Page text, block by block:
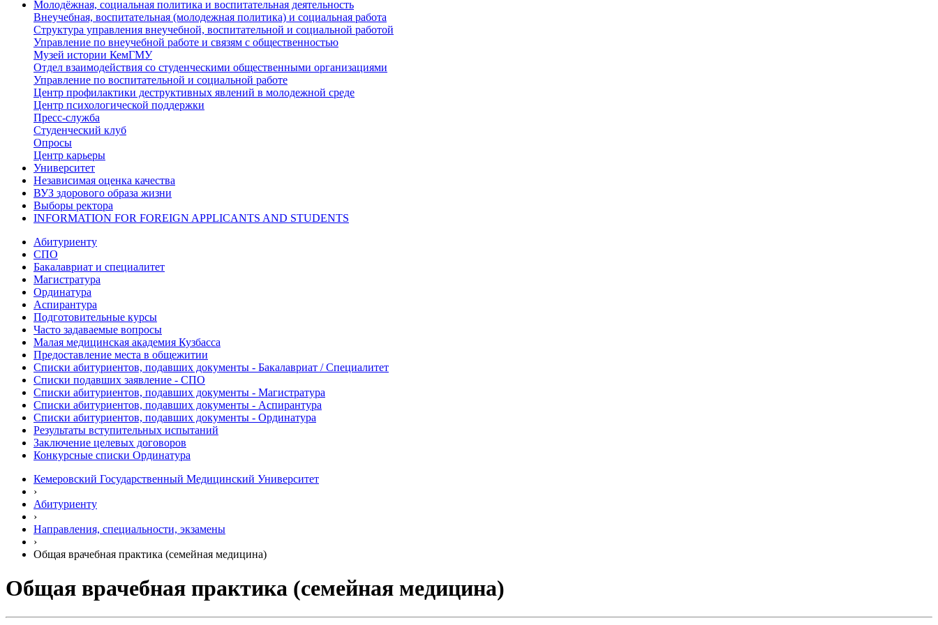
Молодёжная, социальная политика и воспитательная деятельность
Внеучебная, воспитательная (молодежная политика) и социальная работа
Структура управления внеучебной, воспитательной и социальной работой
Управление по внеучебной работе и связям с общественностью
Музей истории КемГМУ
Отдел взаимодействия со студенческими общественными организациями
Управление по воспитательной и социальной работе
Центр профилактики деструктивных явлений в молодежной среде
Центр психологической поддержки
Пресс-служба
Студенческий клуб
Опросы
Центр карьеры
Университет
Независимая оценка качества
ВУЗ здорового образа жизни
Выборы ректора
INFORMATION FOR FOREIGN APPLICANTS AND STUDENTS
Абитуриенту
СПО
Бакалавриат и специалитет
Магистратура
Ординатура
Аспирантура
Подготовительные курсы
Часто задаваемые вопросы
Малая медицинская академия Кузбасса
Предоставление места в общежитии
Списки абитуриентов, подавших документы - Бакалавриат / Специалитет
Списки подавших заявление - СПО
Списки абитуриентов, подавших документы - Магистратура
Списки абитуриентов, подавших документы - Аспирантура
Списки абитуриентов, подавших документы - Ординатура
Результаты вступительных испытаний
Заключение целевых договоров
Конкурсные списки Ординатура
Кемеровский Государственный Медицинский Университет
›
Абитуриенту
›
Направления, специальности, экзамены
›
Общая врачебная практика (семейная медицина)
Общая врачебная практика (семейная медицина)